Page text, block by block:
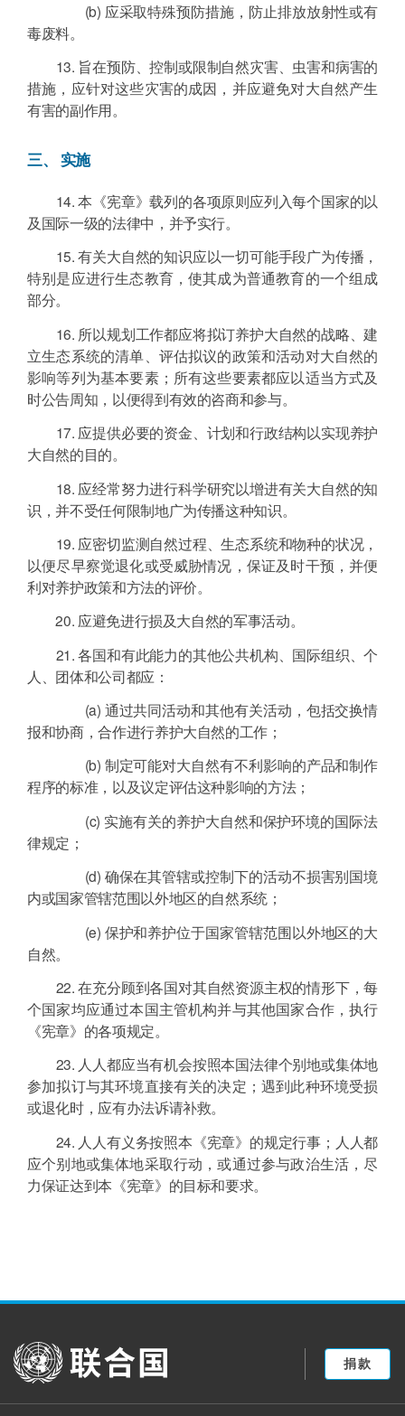
(b) 应采取特殊预防措施，防止排放放射性或有
毒废料。
13. 旨在预防、控制或限制自然灾害、虫害和病害的
措施，应针对这些灾害的成因，并应避免对大自然产生
有害的副作用。
三、 实施
14. 本《宪章》载列的各项原则应列入每个国家的以
及国际一级的法律中，并予实行。
15. 有关大自然的知识应以一切可能手段广为传播，
特别是应进行生态教育，使其成为普通教育的一个组成
部分。
16. 所以规划工作都应将拟订养护大自然的战略、建
立生态系统的清单、评估拟议的政策和活动对大自然的
影响等列为基本要素；所有这些要素都应以适当方式及
时公告周知，以便得到有效的咨商和参与。
17. 应提供必要的资金、计划和行政结构以实现养护
大自然的目的。
18. 应经常努力进行科学研究以增进有关大自然的知
识，并不受任何限制地广为传播这种知识。
19. 应密切监测自然过程、生态系统和物种的状况，
以便尽早察觉退化或受威胁情况，保证及时干预，并便
利对养护政策和方法的评价。
20. 应避免进行损及大自然的军事活动。
21. 各国和有此能力的其他公共机构、国际组织、个
人、团体和公司都应：
(a) 通过共同活动和其他有关活动，包括交换情
报和协商，合作进行养护大自然的工作；
(b) 制定可能对大自然有不利影响的产品和制作
程序的标准，以及议定评估这种影响的方法；
(c) 实施有关的养护大自然和保护环境的国际法
律规定；
(d) 确保在其管辖或控制下的活动不损害别国境
内或国家管辖范围以外地区的自然系统；
(e) 保护和养护位于国家管辖范围以外地区的大
自然。
22. 在充分顾到各国对其自然资源主权的情形下，每
个国家均应通过本国主管机构并与其他国家合作，执行
《宪章》的各项规定。
23. 人人都应当有机会按照本国法律个别地或集体地
参加拟订与其环境直接有关的决定；遇到此种环境受损
或退化时，应有办法诉请补救。
24. 人人有义务按照本《宪章》的规定行事；人人都
应个别地或集体地采取行动，或通过参与政治生活，尽
力保证达到本《宪章》的目标和要求。
United Nations
捐款